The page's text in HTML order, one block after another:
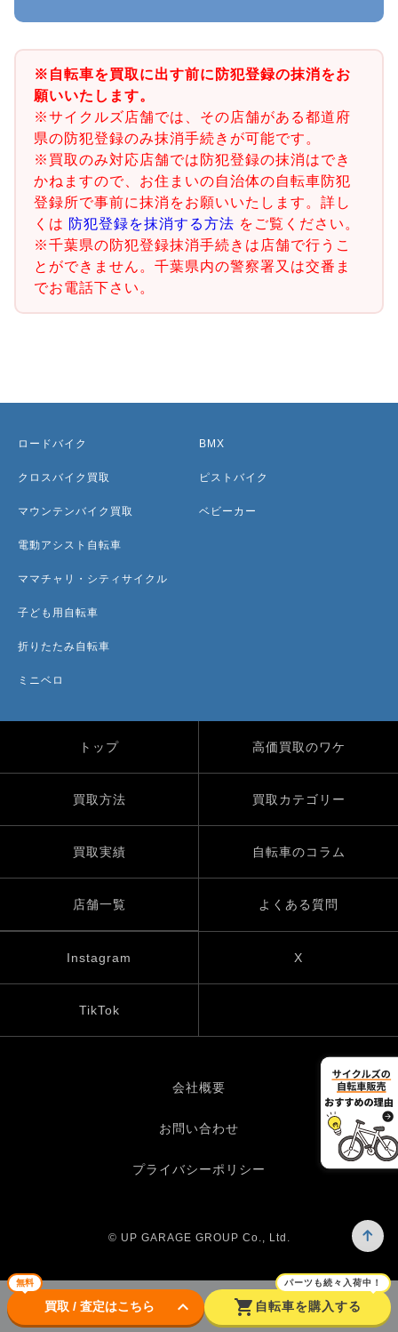
※自転車を買取に出す前に防犯登録の抹消をお
願いいたします。
※サイクルズ店舗では、その店舗がある都道府
県の防犯登録のみ抹消手続きが可能です。
※買取のみ対応店舗では防犯登録の抹消はでき
かねますので、お住まいの自治体の自転車防犯
登録所で事前に抹消をお願いいたします。詳し
くは 防犯登録を抹消する方法 をご覧ください。
※千葉県の防犯登録抹消手続きは店舗で行うこ
とができません。千葉県内の警察署又は交番ま
でお電話下さい。
無料
買取 / 査定はこちら keyboard_arrow_down shopping_cart
パーツも続々入荷中！
自転車を購入する
ロードバイク
クロスバイク買取
マウンテンバイク買取
電動アシスト自転車
ママチャリ・シティサイクル
子ども用自転車
折りたたみ自転車
ミニベロ
BMX
ピストバイク
ベビーカー
トップ 高価買取のワケ
買取方法 買取カテゴリー
買取実績 自転車のコラム
店舗一覧 よくある質問
Instagram X
TikTok
会社概要
お問い合わせ
プライバシーポリシー
© UP GARAGE GROUP Co., Ltd.